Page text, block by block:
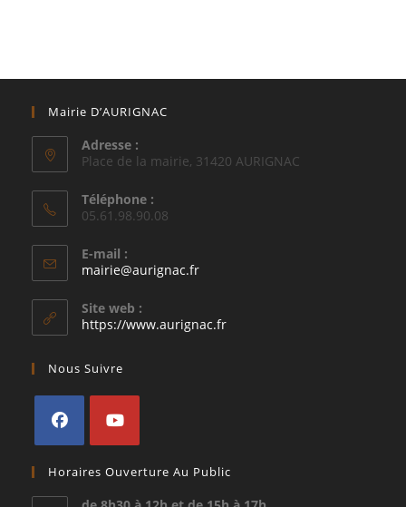
Mairie D’AURIGNAC
Adresse :
Place de la mairie, 31420 AURIGNAC
Téléphone :
05.61.98.90.08
E-mail :
mairie@aurignac.frS’ouvre
application
Site web :
https://www.aurignac.fr
Nous Suivre
dans
un
dans
un
Horaires Ouverture Au Public